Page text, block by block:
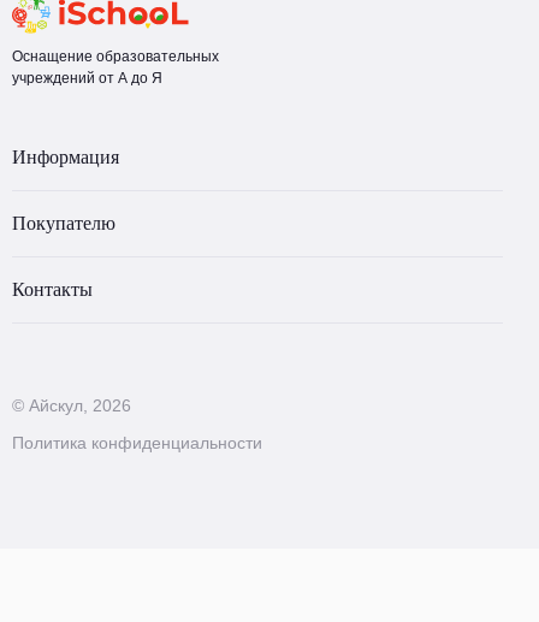
Оснащение образовательных
учреждений от А до Я
Информация
Покупателю
Контакты
© Айскул, 2026
Политика конфиденциальности